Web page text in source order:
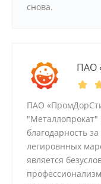
снова.
ПАО
ПАО
благодарность
легировнных
является